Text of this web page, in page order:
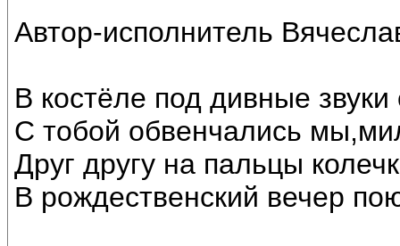
Автор-исполнитель
В костёле под дивные звуки
С тобой обвенчались
Друг другу на пальцы
В рождественский вечер